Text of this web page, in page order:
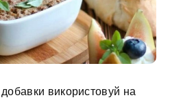
використовуй на